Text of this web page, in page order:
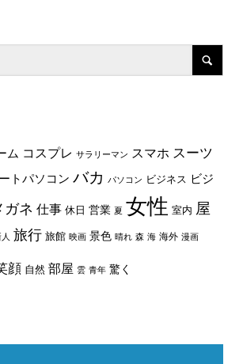
ム コスプレ サラリーマン スマホ スーツ
トパソコン バカ パソコン ビジネス ビジ
ガネ 仕事 休日 営業 夏 女性 室内 屋
旅行 旅館 映画 景色 晴れ 森 海 海外 漫画
顔 自然 部屋 雲 青年 驚く